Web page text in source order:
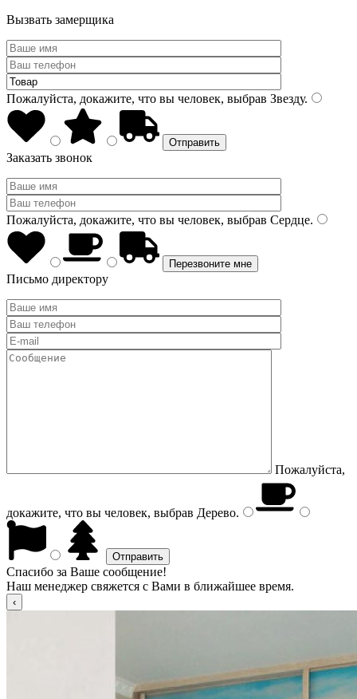
Вызвать замерщика
Пожалуйста, докажите, что вы человек, выбрав Звезду.
Заказать звонок
Пожалуйста, докажите, что вы человек, выбрав Сердце.
Письмо директору
Пожалуйста,
докажите, что вы человек, выбрав Дерево.
Спасибо за Ваше сообщение!
Наш менеджер свяжется с Вами в ближайшее время.